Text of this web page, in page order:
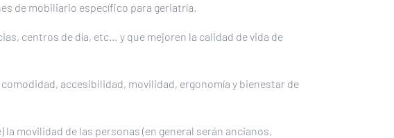
de mobiliario específico para geriatría.
centros de día, etc… y que mejoren la calidad de vida de
accesibilidad, movilidad, ergonomía y bienestar de
movilidad de las personas (en general serán ancianos,